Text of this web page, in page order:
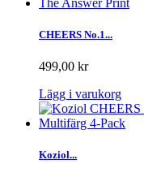
CHEERS No.1...
499,00 kr
Lägg i varukorg
Koziol...